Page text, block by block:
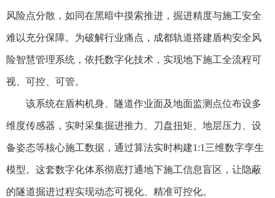
风险点分散，如同在黑暗中摸索推进，掘进精度与施工安全
难以充分保障。为破解行业痛点，成都轨道搭建盾构安全风
险智慧管理系统，依托数字化技术，实现地下施工全流程可
视、可控、可管。
该系统在盾构机身、隧道作业面及地面监测点位布设多
维度传感器，实时采集掘进推力、刀盘扭矩、地层压力、设
备姿态等核心施工数据，通过算法实时构建1:1三维数字孪生
模型。这套数字化体系彻底打通地下施工信息盲区，让隐蔽
的隧道掘进过程实现动态可视化、精准可控化。